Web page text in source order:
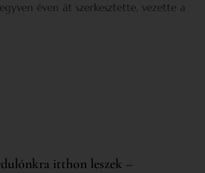
éven át szerkesztette, vezette a
itthon leszek –